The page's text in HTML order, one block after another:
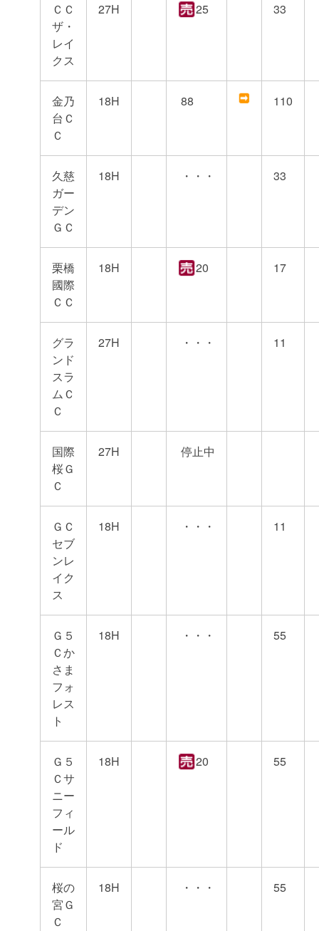
ＣＣ
ザ・
レイ
クス
27H 25 33
金乃
台Ｃ
Ｃ
18H 88 110
久慈
ガー
デン
ＧＣ
18H ・・・ 33
栗橋
國際
ＣＣ
18H 20 17
グラ
ンド
スラ
ムＣ
Ｃ
27H ・・・ 11
国際
桜Ｇ
Ｃ
27H 停止中
ＧＣ
セブ
ンレ
イク
ス
18H ・・・ 11
Ｇ５
Ｃか
さま
フォ
レス
ト
18H ・・・ 55
Ｇ５
Ｃサ
ニー
フィ
ール
ド
18H 20 55
桜の
宮Ｇ
Ｃ
18H ・・・ 55